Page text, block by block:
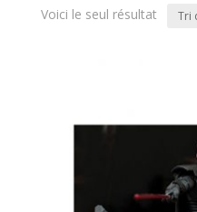
Voici le seul résultat